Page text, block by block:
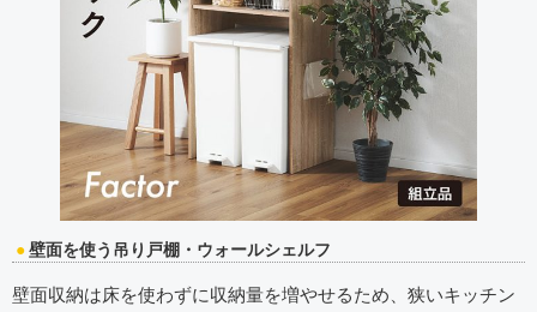
壁面を使う吊り戸棚・ウォールシェルフ
壁面収納は床を使わずに収納量を増やせるため、狭いキッチン